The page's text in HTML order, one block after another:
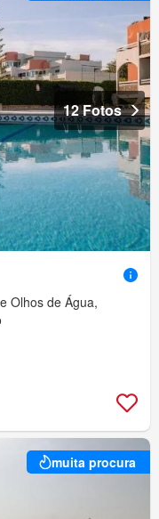
12 Fotos
Olhos de Água,
muita procura